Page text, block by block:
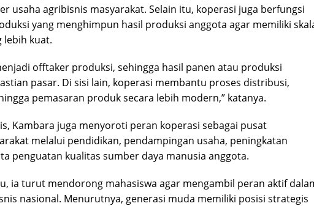
usaha agribisnis masyarakat. Selain itu, koperasi juga berfungsi
yang menghimpun hasil produksi anggota agar memiliki
lebih kuat.
offtaker produksi, sehingga hasil panen atau produksi
pasar. Di sisi lain, koperasi membantu proses distribusi,
pemasaran produk secara lebih modern,” katanya.
Kambara juga menyoroti peran koperasi sebagai pusat
melalui pendidikan, pendampingan usaha, peningkatan
penguatan kualitas sumber daya manusia anggota.
ia turut mendorong mahasiswa agar mengambil peran aktif
nasional. Menurutnya, generasi muda memiliki posisi strategis